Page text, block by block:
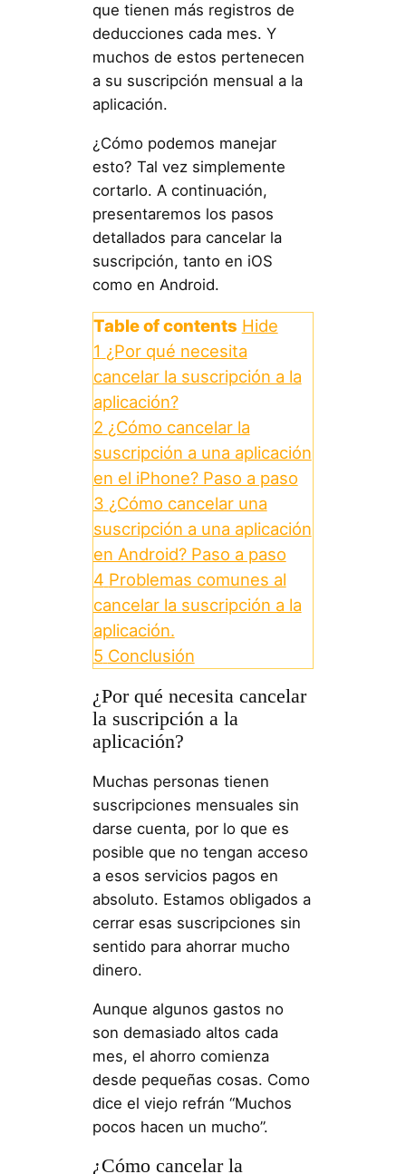
que tienen más registros de
deducciones cada mes. Y
muchos de estos pertenecen
a su suscripción mensual a la
aplicación.
¿Cómo podemos manejar
esto? Tal vez simplemente
cortarlo. A continuación,
presentaremos los pasos
detallados para cancelar la
suscripción, tanto en iOS
como en Android.
Table of contents Hide
1 ¿Por qué necesita
cancelar la suscripción a la
aplicación?
2 ¿Cómo cancelar la
suscripción a una aplicación
en el iPhone? Paso a paso
3 ¿Cómo cancelar una
suscripción a una aplicación
en Android? Paso a paso
4 Problemas comunes al
cancelar la suscripción a la
aplicación.
5 Conclusión
¿Por qué necesita cancelar
la suscripción a la
aplicación?
Muchas personas tienen
suscripciones mensuales sin
darse cuenta, por lo que es
posible que no tengan acceso
a esos servicios pagos en
absoluto. Estamos obligados a
cerrar esas suscripciones sin
sentido para ahorrar mucho
dinero.
Aunque algunos gastos no
son demasiado altos cada
mes, el ahorro comienza
desde pequeñas cosas. Como
dice el viejo refrán “Muchos
pocos hacen un mucho”.
¿Cómo cancelar la